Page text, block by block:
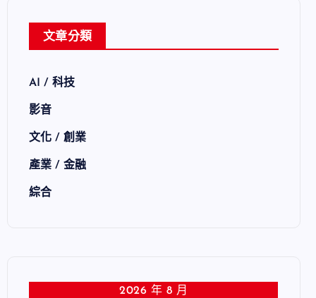
文章分類
AI / 科技
影音
文化 / 創業
產業 / 金融
綜合
2026 年 8 月